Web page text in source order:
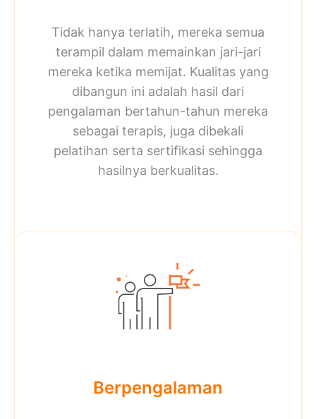
Tidak hanya terlatih, mereka semua
terampil dalam memainkan jari-jari
mereka ketika memijat. Kualitas yang
dibangun ini adalah hasil dari
pengalaman bertahun-tahun mereka
sebagai terapis, juga dibekali
pelatihan serta sertifikasi sehingga
hasilnya berkualitas.
Berpengalaman